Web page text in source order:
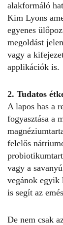
alakformáló
Kim Lyons
egyenes
megoldást
vagy a
applikációk is.
2. Tudatos
A lapos has a
fogyasztása a
felelős
vagy a
vegánok egyik
is segít az
De nem csak